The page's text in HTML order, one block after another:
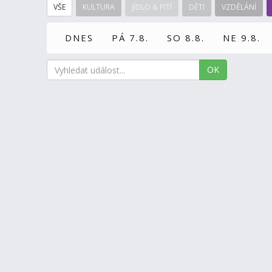
VŠE KULTURA JÍDLO & PITÍ DĚTI VZDĚLÁNÍ
DNES PÁ 7.8. SO 8.8. NE 9.8.
OK